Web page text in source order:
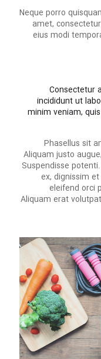
Neque porro
amet,
eius modi
Consectetur
incididunt ut
minim veniam,
Phasellus sit
Aliquam justo
Suspendisse
ex, dignissim
eleifend orci
Aliquam erat